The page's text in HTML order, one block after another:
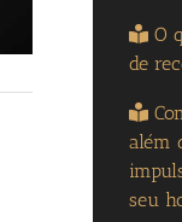
O
de
além
seu